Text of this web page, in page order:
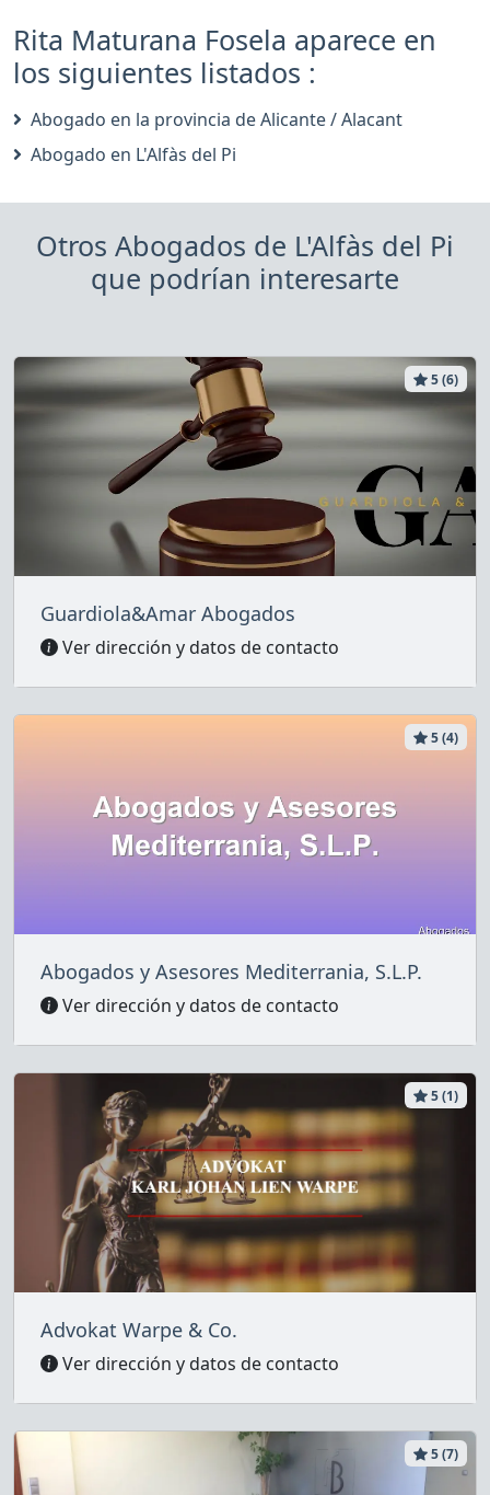
Rita Maturana Fosela aparece en
los siguientes listados :
Abogado en la provincia de Alicante / Alacant
Abogado en L'Alfàs del Pi
Otros Abogados de L'Alfàs del Pi
que podrían interesarte
5 (6)
Guardiola&Amar Abogados
Ver dirección y datos de contacto
5 (4)
Abogados y Asesores Mediterrania, S.L.P.
Ver dirección y datos de contacto
5 (1)
Advokat Warpe & Co.
Ver dirección y datos de contacto
5 (7)